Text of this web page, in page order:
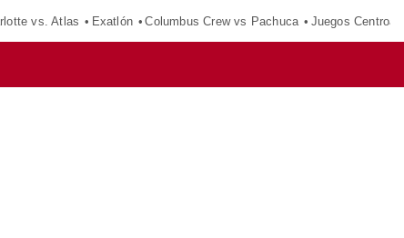
vs. Atlas Exatlón Columbus Crew vs Pachuca Juegos